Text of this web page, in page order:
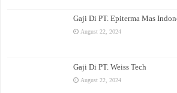
Gaji Di PT. Epiterma Mas
August 22, 2024
Gaji Di PT. Weiss Tech
August 22, 2024